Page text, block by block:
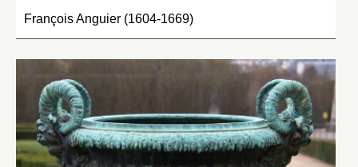
François Anguier (1604-1669)